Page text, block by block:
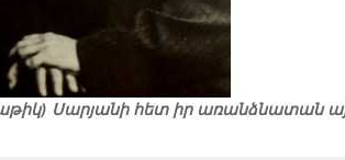
Սարյանի հետ իր առանձնատան